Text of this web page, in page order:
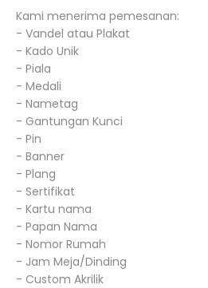
Kami menerima pemesanan:
- Vandel atau Plakat
- Kado Unik
- Piala
- Medali
- Nametag
- Gantungan Kunci
- Pin
- Banner
- Plang
- Sertifikat
- Kartu nama
- Papan Nama
- Nomor Rumah
- Jam Meja/Dinding
- Custom Akrilik